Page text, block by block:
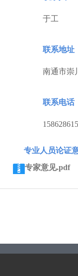
于工
联系地址
南通市崇
联系电话
专业人员论证
专家意见.pdf